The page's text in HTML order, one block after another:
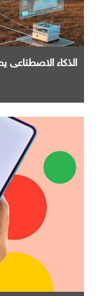
الذكاء الاصطناعي